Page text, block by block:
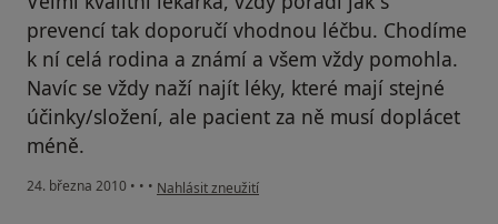
prevencí tak doporučí vhodnou léčbu. Chodíme
k ní celá rodina a známí a všem vždy pomohla.
Navíc se vždy naží najít léky, které mají stejné
účinky/složení, ale pacient za ně musí doplácet
méně.
24. března 2010 • • • podle názoru uživatele Pacient
Nahlásit zneužití